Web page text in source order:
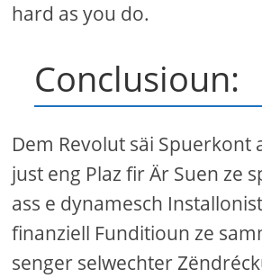
hard as you do.
Conclusioun:
Dem Revolut säi Spuerkont
just eng Plaz fir Är Suen ze
ass e dynamesch
finanziell Funditioun ze
senger selwechter